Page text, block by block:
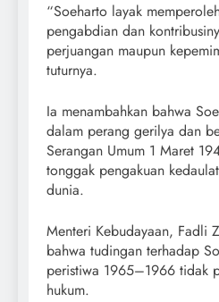
“Soeharto layak
pengabdian dan
perjuangan maupun
tuturnya.
Ia menambahkan bahwa
dalam perang gerilya dan
Serangan Umum 1 Maret
tonggak pengakuan
dunia.
Menteri Kebudayaan, Fadli
bahwa tudingan terhadap
peristiwa 1965–1966 tidak
hukum.